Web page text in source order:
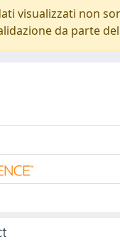
visualizzati non
da parte